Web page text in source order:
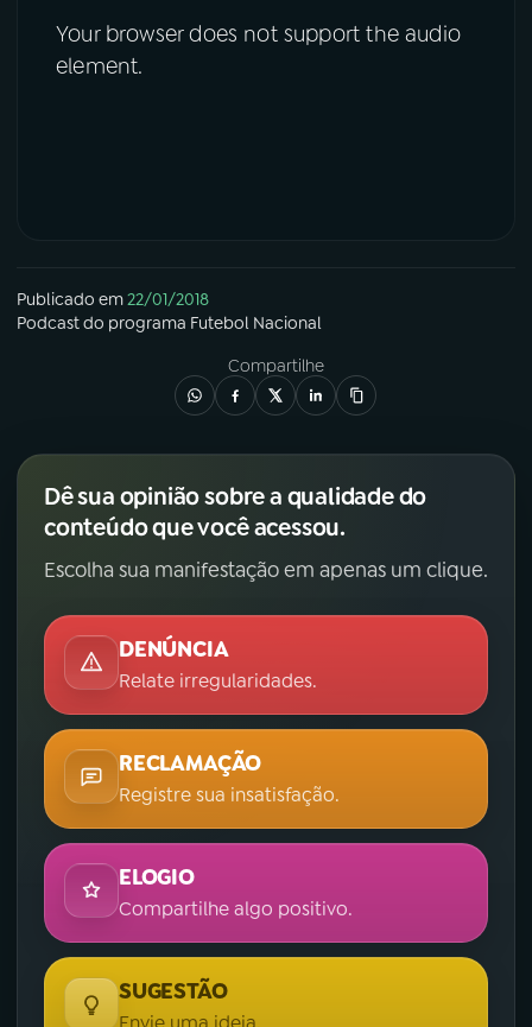
Your browser does not support the audio
element.
Publicado em22/01/2018
Podcastdo programa Futebol Nacional
Compartilhe
Dê sua opinião sobre a qualidade do
conteúdo que você acessou.
Escolha sua manifestação em apenas um clique.
DENÚNCIA
Relate irregularidades.
RECLAMAÇÃO
Registre sua insatisfação.
ELOGIO
Compartilhe algo positivo.
SUGESTÃO